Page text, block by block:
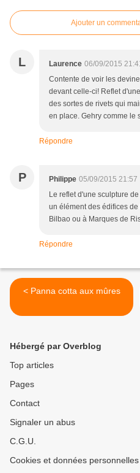
Ajouter un
L Laurence 06/09/2015
Contente de voir les
devant celle-ci! Reflet
des sortes de rivets qui
en place. Gehry comme le
Répondre
P Philippe 05/09/2015 21:57
Le reflet d'une sculpture
un élément des édifices
Bilbao ou à Marques de
Répondre
< Panna cotta aux mûres
Hébergé par Overblog
Top articles
Pages
Contact
Signaler un abus
C.G.U.
Cookies et données personnelles